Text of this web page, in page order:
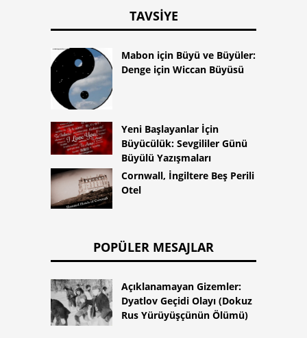
TAVSIYE
Mabon için Büyü ve Büyüler:
Denge için Wiccan Büyüsü
Yeni Başlayanlar İçin
Büyücülük: Sevgililer Günü
Büyülü Yazışmaları
Cornwall, İngiltere Beş Perili
Otel
POPÜLER MESAJLAR
Açıklanamayan Gizemler:
Dyatlov Geçidi Olayı (Dokuz
Rus Yürüyüşçünün Ölümü)